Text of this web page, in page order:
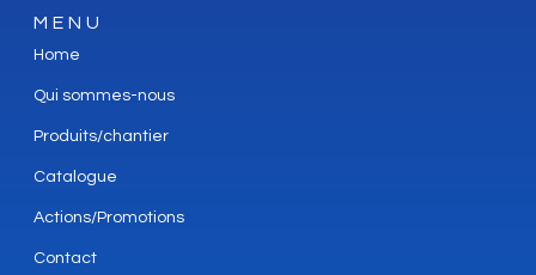
MENU
Home
Qui sommes-nous
Produits/chantier
Catalogue
Actions/Promotions
Contact